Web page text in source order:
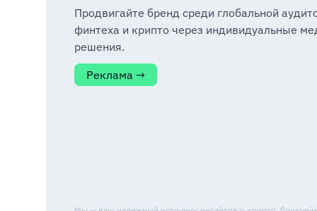
Продвигайте бренд среди глобальной
финтеха и крипто через индивидуальные
решения.
Реклама →